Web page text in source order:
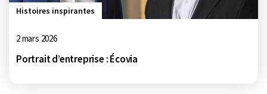
Histoires inspirantes
2 mars 2026
Portrait d’entreprise : Écovia